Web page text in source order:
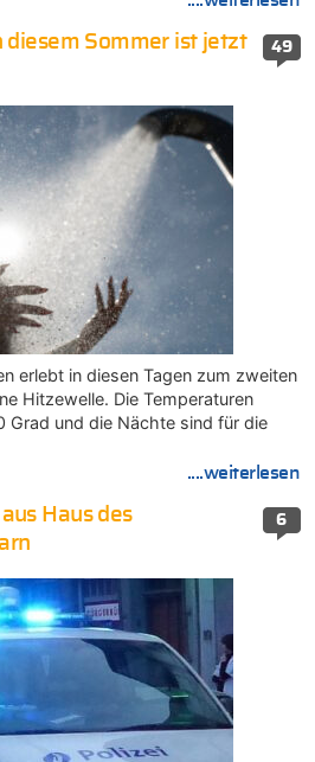
49
Sommer ist jetzt
erlebt in diesen Tagen zum zweiten
Hitzewelle. Die Temperaturen
Grad und die Nächte sind für die
....weiterlesen
6
Haus des